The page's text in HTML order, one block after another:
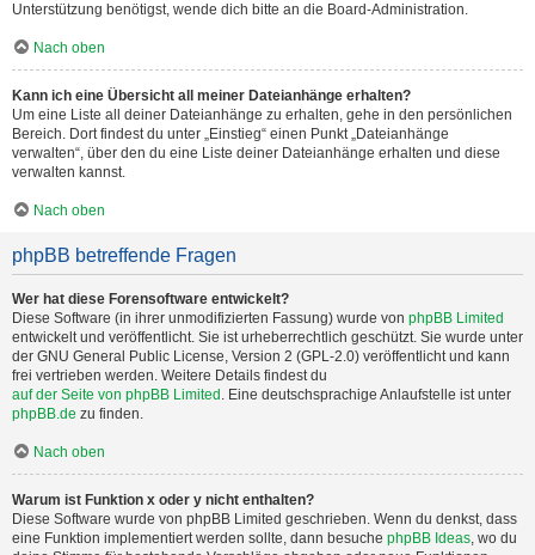
Unterstützung benötigst, wende dich bitte an die Board-Administration.
Nach oben
Kann ich eine Übersicht all meiner Dateianhänge erhalten?
Um eine Liste all deiner Dateianhänge zu erhalten, gehe in den persönlichen
Bereich. Dort findest du unter „Einstieg“ einen Punkt „Dateianhänge
verwalten“, über den du eine Liste deiner Dateianhänge erhalten und diese
verwalten kannst.
Nach oben
phpBB betreffende Fragen
Wer hat diese Forensoftware entwickelt?
Diese Software (in ihrer unmodifizierten Fassung) wurde von phpBB Limited
entwickelt und veröffentlicht. Sie ist urheberrechtlich geschützt. Sie wurde unter
der GNU General Public License, Version 2 (GPL-2.0) veröffentlicht und kann
frei vertrieben werden. Weitere Details findest du
auf der Seite von phpBB Limited . Eine deutschsprachige Anlaufstelle ist unter
phpBB.de zu finden.
Nach oben
Warum ist Funktion x oder y nicht enthalten?
Diese Software wurde von phpBB Limited geschrieben. Wenn du denkst, dass
eine Funktion implementiert werden sollte, dann besuche phpBB Ideas, wo du